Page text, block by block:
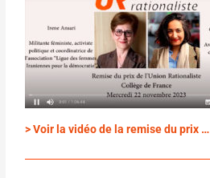
> Voir la vidéo de la remise du prix …